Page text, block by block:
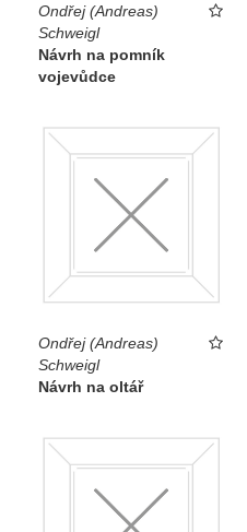
Ondřej (Andreas)
Schweigl
Návrh na pomník
vojevůdce
Ondřej (Andreas)
Schweigl
Návrh na oltář